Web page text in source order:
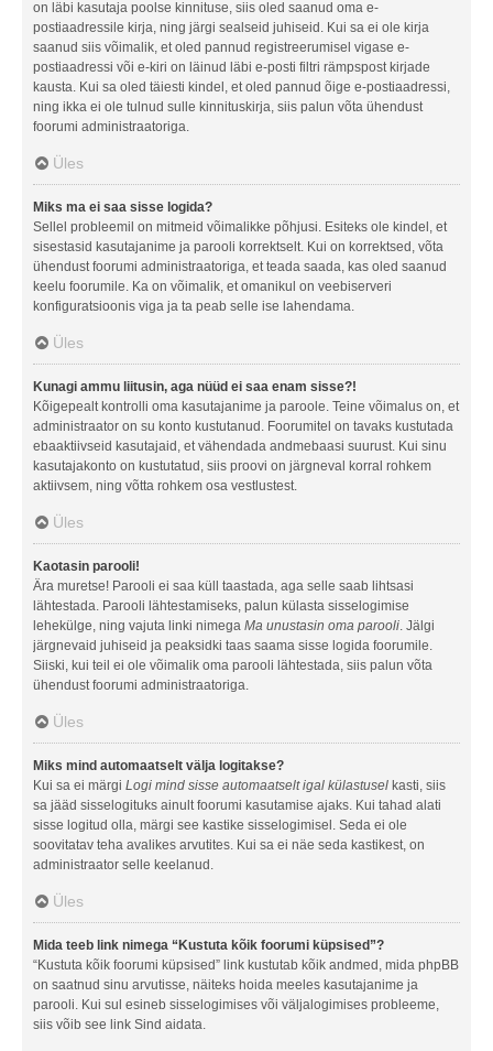
on läbi kasutaja poolse kinnituse, siis oled saanud oma e-
postiaadressile kirja, ning järgi sealseid juhiseid. Kui sa ei ole kirja
saanud siis võimalik, et oled pannud registreerumisel vigase e-
postiaadressi või e-kiri on läinud läbi e-posti filtri rämpspost kirjade
kausta. Kui sa oled täiesti kindel, et oled pannud õige e-postiaadressi,
ning ikka ei ole tulnud sulle kinnituskirja, siis palun võta ühendust
foorumi administraatoriga.
Üles
Miks ma ei saa sisse logida?
Sellel probleemil on mitmeid võimalikke põhjusi. Esiteks ole kindel, et
sisestasid kasutajanime ja parooli korrektselt. Kui on korrektsed, võta
ühendust foorumi administraatoriga, et teada saada, kas oled saanud
keelu foorumile. Ka on võimalik, et omanikul on veebiserveri
konfiguratsioonis viga ja ta peab selle ise lahendama.
Üles
Kunagi ammu liitusin, aga nüüd ei saa enam sisse?!
Kõigepealt kontrolli oma kasutajanime ja paroole. Teine võimalus on, et
administraator on su konto kustutanud. Foorumitel on tavaks kustutada
ebaaktiivseid kasutajaid, et vähendada andmebaasi suurust. Kui sinu
kasutajakonto on kustutatud, siis proovi on järgneval korral rohkem
aktiivsem, ning võtta rohkem osa vestlustest.
Üles
Kaotasin parooli!
Ära muretse! Parooli ei saa küll taastada, aga selle saab lihtsasi
lähtestada. Parooli lähtestamiseks, palun külasta sisselogimise
lehekülge, ning vajuta linki nimega Ma unustasin oma parooli. Jälgi
järgnevaid juhiseid ja peaksidki taas saama sisse logida foorumile.
Siiski, kui teil ei ole võimalik oma parooli lähtestada, siis palun võta
ühendust foorumi administraatoriga.
Üles
Miks mind automaatselt välja logitakse?
Kui sa ei märgi Logi mind sisse automaatselt igal külastusel kasti, siis
sa jääd sisselogituks ainult foorumi kasutamise ajaks. Kui tahad alati
sisse logitud olla, märgi see kastike sisselogimisel. Seda ei ole
soovitatav teha avalikes arvutites. Kui sa ei näe seda kastikest, on
administraator selle keelanud.
Üles
Mida teeb link nimega “Kustuta kõik foorumi küpsised”?
“Kustuta kõik foorumi küpsised” link kustutab kõik andmed, mida phpBB
on saatnud sinu arvutisse, näiteks hoida meeles kasutajanime ja
parooli. Kui sul esineb sisselogimises või väljalogimises probleeme,
siis võib see link Sind aidata.